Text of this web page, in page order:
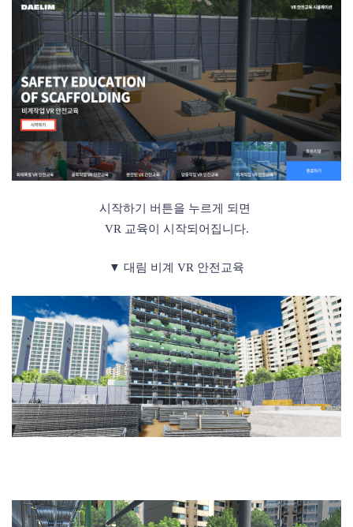
시작하기 버튼을 누르게 되면
VR 교육이 시작되어집니다.
▼ 대림 비계 VR 안전교육